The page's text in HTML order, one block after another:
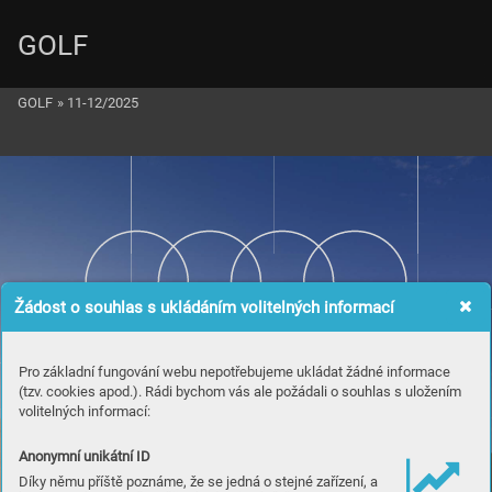
Žádost o souhlas s ukládáním volitelných informací
Pro základní fungování webu nepotřebujeme ukládat žádné informace
(tzv. cookies apod.). Rádi bychom vás ale požádali o souhlas s uložením
volitelných informací:
Anonymní unikátní ID
Díky němu příště poznáme, že se jedná o stejné zařízení, a
GOLF
GOLF » 11-12/2025